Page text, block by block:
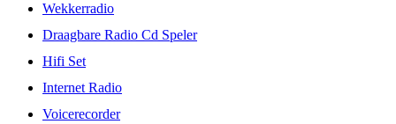
Wekkerradio
Draagbare Radio Cd Speler
Hifi Set
Internet Radio
Voicerecorder